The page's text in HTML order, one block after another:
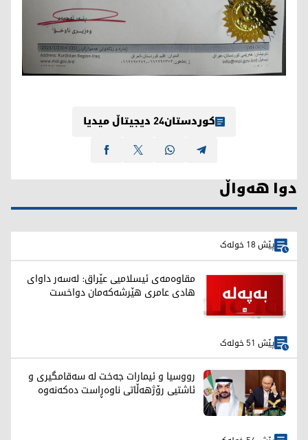
کوردستان24 دیجیتاڵ میدیا
دوا هەواڵ
پێش 18 خولەک
مقاوەمەی ئیسلامیی عێراق: لەسەر داوای
هادی عامری هێرشەکەمان دواخست
پێش 51 خولەک
رووسیا و ئیمارات جەخت لە سەقامگیری و
ئاشتیی رۆژهەڵاتی ناوەڕاست دەکەنەوە